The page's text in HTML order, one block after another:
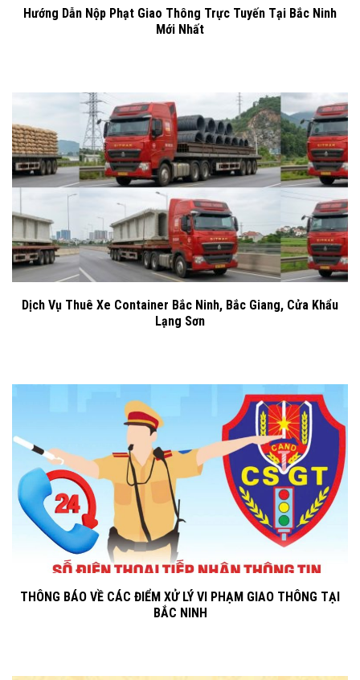
Hướng Dẫn Nộp Phạt Giao Thông Trực Tuyến Tại Bắc Ninh
Mới Nhất
Dịch Vụ Thuê Xe Container Bắc Ninh, Bắc Giang, Cửa Khẩu
Lạng Sơn
THÔNG BÁO VỀ CÁC ĐIỂM XỬ LÝ VI PHẠM GIAO THÔNG TẠI
BẮC NINH